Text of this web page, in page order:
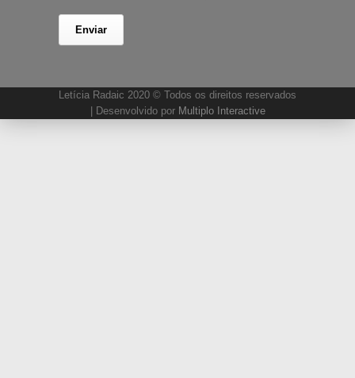
Letícia Radaic 2020 © Todos os direitos reservados
| Desenvolvido por Multiplo Interactive